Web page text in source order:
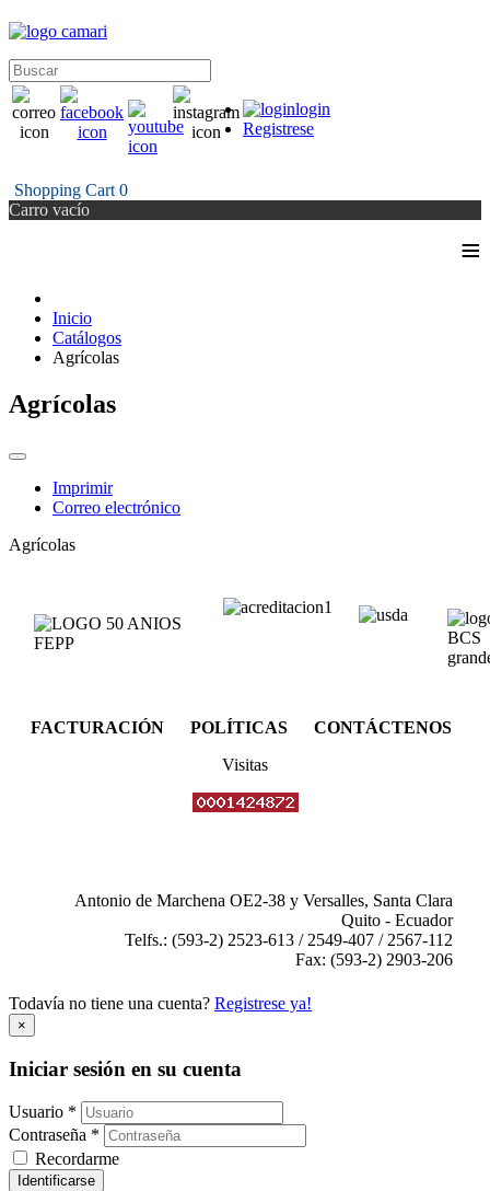
login
Registrese
Shopping Cart 0
Carro vacío
≡
Inicio
Catálogos
Agrícolas
Agrícolas
Imprimir
Correo electrónico
Agrícolas
FACTURACIÓN POLÍTICAS CONTÁCTENOS
Visitas
Antonio de Marchena OE2-38 y Versalles, Santa Clara
Quito - Ecuador
Telfs.: (593-2) 2523-613 / 2549-407 / 2567-112
Fax: (593-2) 2903-206
Todavía no tiene una cuenta? Registrese ya!
×
Iniciar sesión en su cuenta
Usuario *
Contraseña *
Recordarme
Identificarse